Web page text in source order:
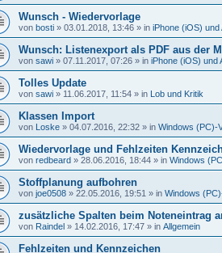
Wunsch - Wiedervorlage
von bosti » 03.01.2018, 13:46 » in iPhone (iOS) und
Wunsch: Listenexport als PDF aus der
von sawi » 07.11.2017, 07:26 » in iPhone (iOS) und
Tolles Update
von sawi » 11.06.2017, 11:54 » in Lob und Kritik
Klassen Import
von Loske » 04.07.2016, 22:32 » in Windows (PC)-
Wiedervorlage und Fehlzeiten
von redbeard » 28.06.2016, 18:44 » in Windows
Stoffplanung aufbohren
von joe0508 » 22.05.2016, 19:51 » in Windows
zusätzliche Spalten beim Noteneintrag
von Raindel » 14.02.2016, 17:47 » in Allgemein
Fehlzeiten und Kennzeichen